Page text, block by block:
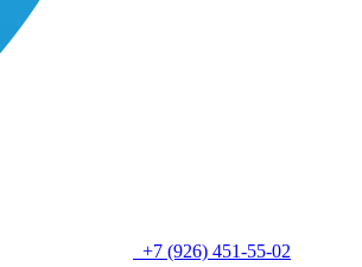
+7 (926) 451-55-02